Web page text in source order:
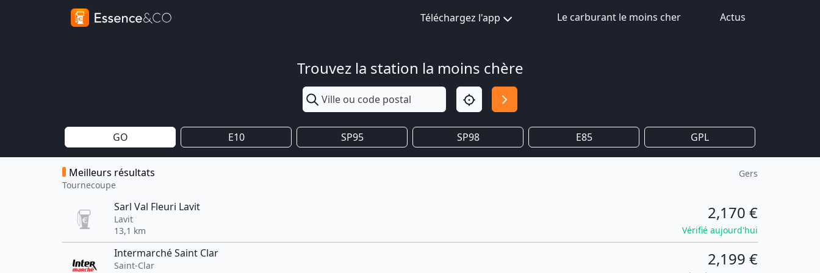
Téléchargez l'app Le carburant le moins cher Actus
Trouvez la station la moins chère
GO E10 SP95 SP98 E85 GPL
Meilleurs résultats
Tournecoupe
Gers
Sarl Val Fleuri Lavit
Lavit
13,1 km
2,170 €
Vérifié aujourd'hui
Intermarché Saint Clar
Saint-Clar
2,199 €